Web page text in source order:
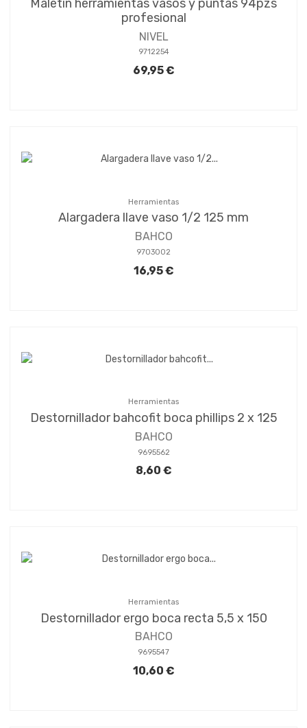
Maletin herramientas vasos y puntas 94pzs
profesional
NIVEL
9712254
69,95 €
Herramientas
Alargadera llave vaso 1/2 125 mm
BAHCO
9703002
16,95 €
Herramientas
Destornillador bahcofit boca phillips 2 x 125
BAHCO
9695562
8,60 €
Herramientas
Destornillador ergo boca recta 5,5 x 150
BAHCO
9695547
10,60 €